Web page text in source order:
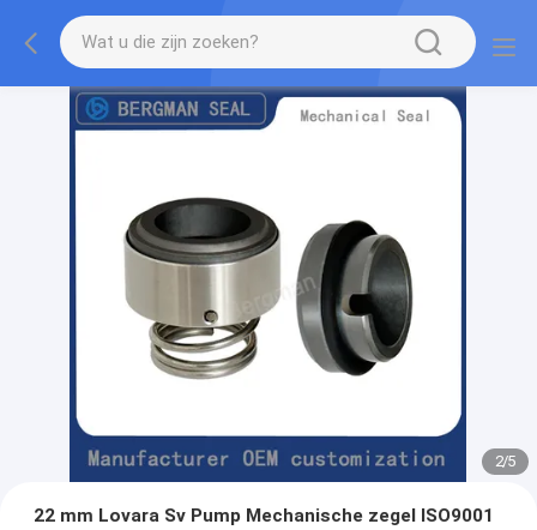
2/5
22 mm Lovara Sv Pump Mechanische zegel ISO9001